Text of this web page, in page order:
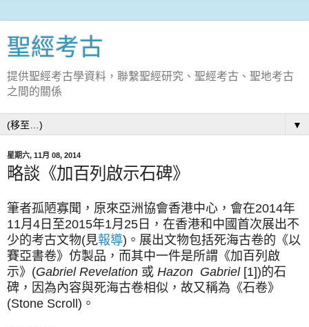
聖經考古
提供聖經考古學資料，聯繫聖經研究、聖經考古、聖地考古
之間的關係
▼
星期六, 11月 08, 2014
略談《加百列啟示石碑》
筆者孤陋寡聞，原來亞洲協會香港中心，會在2014年
11月4日至2015年1月25日，在香港和中國首次展出不
少的考古文物(見報導)。展出文物包括死海古卷的《以
賽亞書卷》仿製品，而其中一件是所謂《加百列啟
示》(Gabriel Revelation 或 Hazon Gabriel [1])的石
碑，因為內容與死海古卷相似，故又稱為《石卷》
(Stone Scroll)。